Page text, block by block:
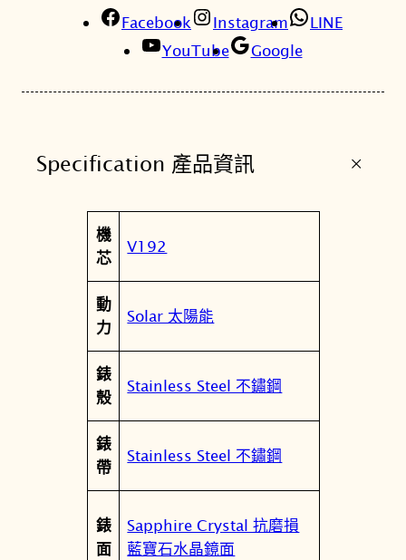
3
P
S
E
T
M
E
R
太
陽
能
計
時
腕
V
9
Facebook Instagram
LINE
YouTube
Google
Specification 產品資訊 +
屬
性
值
機
芯
V192
動
力
Solar 太陽能
錶
殼
Stainless Steel 不鏽鋼
錶
帶
Stainless Steel 不鏽鋼
錶
面
Sapphire Crystal 抗磨損
藍寶石水晶鏡面